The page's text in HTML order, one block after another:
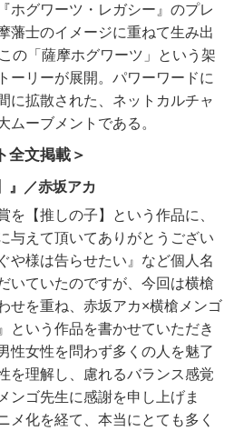
ホグワーツ・レガシー』のプレ
藩士のイメージに重ねて生み出
の「薩摩ホグワーツ」という架
ーリーが展開。パワーワードに
に拡散された、ネットカルチャ
ムーブメントである。
全文掲載＞
』／赤坂アカ
を【推しの子】という作品に、
与えて頂いてありがとうござい
や様は告らせたい』など個人名
いていたのですが、今回は横槍
せを重ね、赤坂アカ×横槍メンゴ
という作品を書かせていただき
性女性を問わず多くの人を魅了
を理解し、慮れるバランス感覚
ンゴ先生に感謝を申し上げま
メ化を経て、本当にとても多く